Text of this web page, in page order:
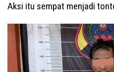
Aksi itu sempat menjadi